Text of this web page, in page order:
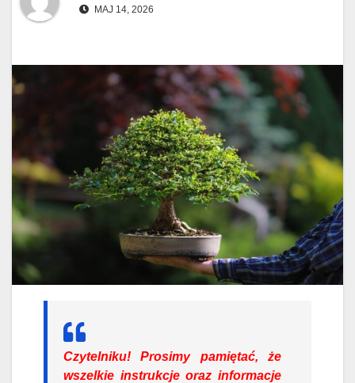
MAJ 14, 2026
Czytelniku! Prosimy pamiętać, że
wszelkie instrukcje oraz informacje